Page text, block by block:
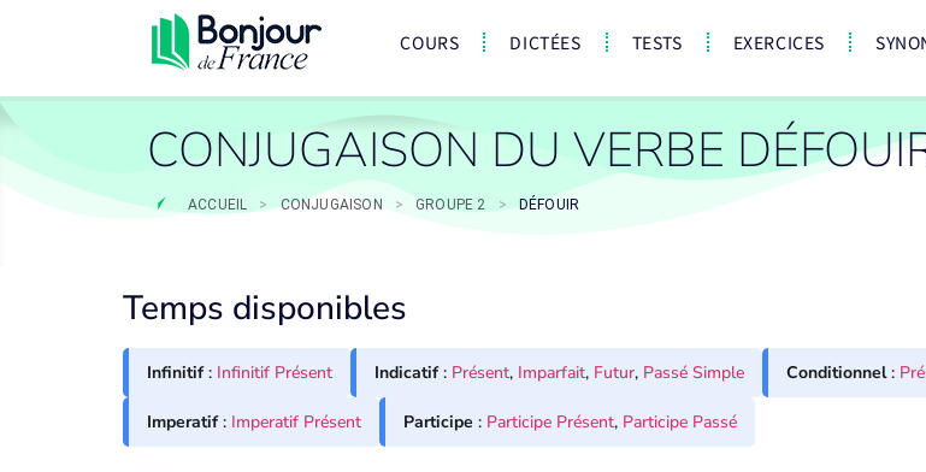
COURS DICTÉES TESTS EXERCICES
CONJUGAISON DU VERBE
ACCUEIL > CONJUGAISON > GROUPE 2 > DÉFOUIR
Temps disponibles
Infinitif: Infinitif Présent Indicatif: Présent, Imparfait, Futur, Passé Simple Conditionnel:
Imperatif: Imperatif Présent Participe : Participe Présent, Participe Passé